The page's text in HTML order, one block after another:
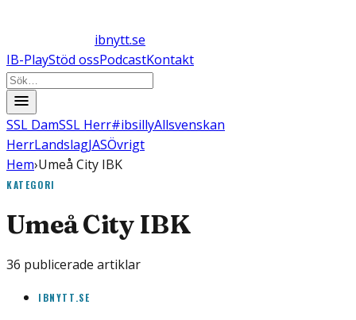
ibnytt.se
IB-PlayStöd ossPodcastKontakt
SSL DamSSL Herr#ibsillyAllsvenskan
HerrLandslagJASÖvrigt
Hem›Umeå City IBK
KATEGORI
Umeå City IBK
36 publicerade artiklar
IBNYTT.SE